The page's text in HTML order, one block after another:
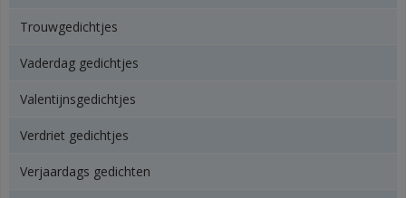
Trouwgedichtjes
Vaderdag gedichtjes
Valentijnsgedichtjes
Verdriet gedichtjes
Verjaardags gedichten